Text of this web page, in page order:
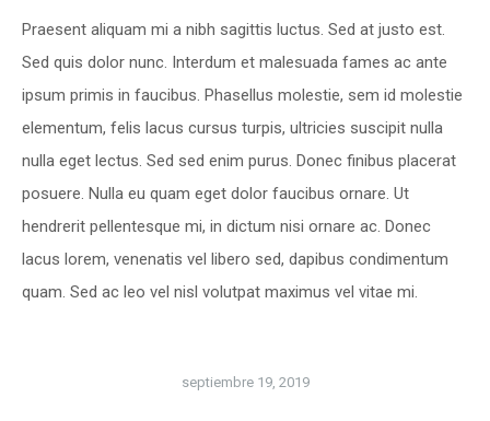
Praesent aliquam mi a nibh sagittis luctus. Sed at justo est.
Sed quis dolor nunc. Interdum et malesuada fames ac ante
ipsum primis in faucibus. Phasellus molestie, sem id molestie
elementum, felis lacus cursus turpis, ultricies suscipit nulla
nulla eget lectus. Sed sed enim purus. Donec finibus placerat
posuere. Nulla eu quam eget dolor faucibus ornare. Ut
hendrerit pellentesque mi, in dictum nisi ornare ac. Donec
lacus lorem, venenatis vel libero sed, dapibus condimentum
quam. Sed ac leo vel nisl volutpat maximus vel vitae mi.
septiembre 19, 2019